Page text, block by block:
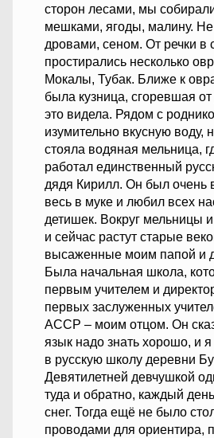
сторон лесами, мы
мешками, ягоды, малину.
дровами, сеном. От речки в
простирались несколько
Мокалы, Тубак. Ближе к
была кузница, сгоревшая
это видела. Рядом с
изумительно вкусную воду,
стояла водяная мельница,
работал единственный
дядя Кирилл. Он был очень
весь в муке и любил всех
детишек. Вокруг мельницы
и сейчас растут старые
высаженные моим папой и
Была начальная школа,
первым учителем и
первых заслуженных
АССР – моим отцом. Он
язык надо знать хорошо, и
в русскую школу деревни
Девятилетней девчушкой
туда и обратно, каждый
снег. Тогда ещё не было
проводами для ориентира,